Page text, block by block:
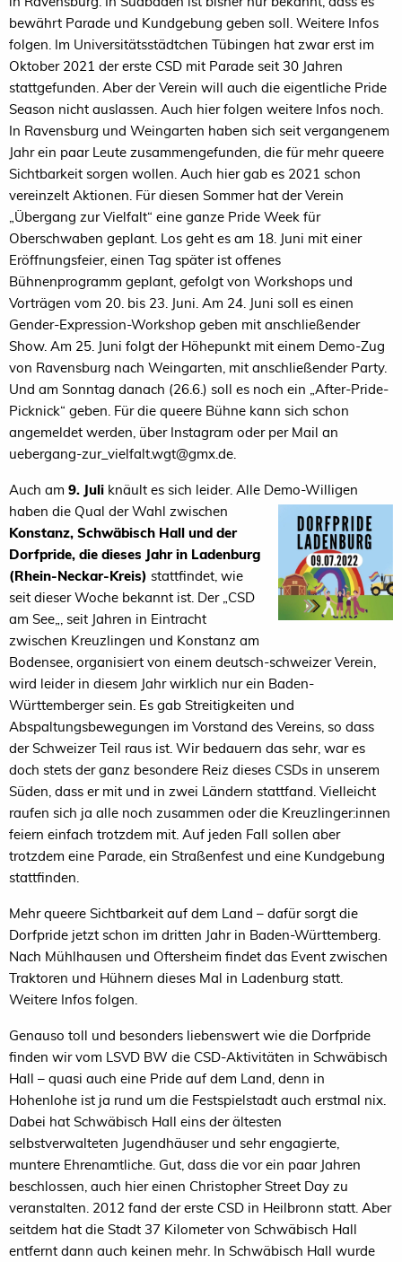
bewährt Parade und Kundgebung geben soll. Weitere Infos
folgen. Im Universitätsstädtchen Tübingen hat zwar erst im
Oktober 2021 der erste CSD mit Parade seit 30 Jahren
stattgefunden. Aber der Verein will auch die eigentliche Pride
Season nicht auslassen. Auch hier folgen weitere Infos noch.
In Ravensburg und Weingarten haben sich seit vergangenem
Jahr ein paar Leute zusammengefunden, die für mehr queere
Sichtbarkeit sorgen wollen. Auch hier gab es 2021 schon
vereinzelt Aktionen. Für diesen Sommer hat der Verein
„Übergang zur Vielfalt“ eine ganze Pride Week für
Oberschwaben geplant. Los geht es am 18. Juni mit einer
Eröffnungsfeier, einen Tag später ist offenes
Bühnenprogramm geplant, gefolgt von Workshops und
Vorträgen vom 20. bis 23. Juni. Am 24. Juni soll es einen
Gender-Expression-Workshop geben mit anschließender
Show. Am 25. Juni folgt der Höhepunkt mit einem Demo-Zug
von Ravensburg nach Weingarten, mit anschließender Party.
Und am Sonntag danach (26.6.) soll es noch ein „After-Pride-
Picknick“ geben. Für die queere Bühne kann sich schon
angemeldet werden, über Instagram oder per Mail an
uebergang-zur_vielfalt.wgt@gmx.de.
Auch am 9. Juli knäult es sich leider. Alle Demo-Willigen
haben die Qual der Wahl zwischen
Konstanz, Schwäbisch Hall und der
Dorfpride, die dieses Jahr in Ladenburg
(Rhein-Neckar-Kreis) stattfindet, wie
seit dieser Woche bekannt ist. Der „CSD
am See„, seit Jahren in Eintracht
zwischen Kreuzlingen und Konstanz am
Bodensee, organisiert von einem deutsch-schweizer Verein,
wird leider in diesem Jahr wirklich nur ein Baden-
Württemberger sein. Es gab Streitigkeiten und
Abspaltungsbewegungen im Vorstand des Vereins, so dass
der Schweizer Teil raus ist. Wir bedauern das sehr, war es
doch stets der ganz besondere Reiz dieses CSDs in unserem
Süden, dass er mit und in zwei Ländern stattfand. Vielleicht
raufen sich ja alle noch zusammen oder die Kreuzlinger:innen
feiern einfach trotzdem mit. Auf jeden Fall sollen aber
trotzdem eine Parade, ein Straßenfest und eine Kundgebung
stattfinden.
Mehr queere Sichtbarkeit auf dem Land – dafür sorgt die
Dorfpride jetzt schon im dritten Jahr in Baden-Württemberg.
Nach Mühlhausen und Oftersheim findet das Event zwischen
Traktoren und Hühnern dieses Mal in Ladenburg statt.
Weitere Infos folgen.
Genauso toll und besonders liebenswert wie die Dorfpride
finden wir vom LSVD BW die CSD-Aktivitäten in Schwäbisch
Hall – quasi auch eine Pride auf dem Land, denn in
Hohenlohe ist ja rund um die Festspielstadt auch erstmal nix.
Dabei hat Schwäbisch Hall eins der ältesten
selbstverwalteten Jugendhäuser und sehr engagierte,
muntere Ehrenamtliche. Gut, dass die vor ein paar Jahren
beschlossen, auch hier einen Christopher Street Day zu
veranstalten. 2012 fand der erste CSD in Heilbronn statt. Aber
seitdem hat die Stadt 37 Kilometer von Schwäbisch Hall
entfernt dann auch keinen mehr. In Schwäbisch Hall wurde